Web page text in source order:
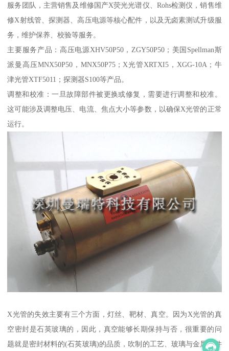
服务团队，主营销售及维修国产X荧光光谱仪、Rohs检测仪，销售维
修X射线管、探测器、高压电源等核心配件，以及无卤素测试升级服
务，维护保养、校验等服务。
主要服务产品：高压电源XHV50P50，ZGY50P50；美国Spellman斯
派曼高压MNX50P50，MNX50P75；X光管XRTXI5，XGG-10A；牛
津光管XTF5011；探测器S100等产品。
调整和校准：一旦故障部件被更换或修复，需要进行调整和校准。
这可能涉及调整电压、电流、焦点大小等参数，以确保X光管的正常
运行。
X光管的失效主要有三个方面，灯丝、靶材、真空。因为X光管的真
空密封是石英玻璃的，因此，真空能够长期保持与否，很重要的问
题就是密封材料的(石英玻璃)的品质，吹制的工艺、玻璃与金属部件